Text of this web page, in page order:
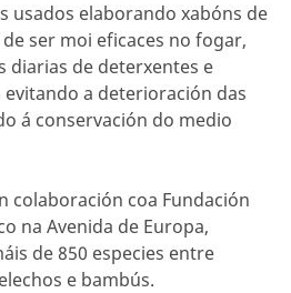
usados elaborando xabóns de
ser moi eficaces no fogar,
diarias de deterxentes e
a deterioración das
á conservación do medio
colaboración coa Fundación
na Avenida de Europa,
de 850 especies entre
e bambús.